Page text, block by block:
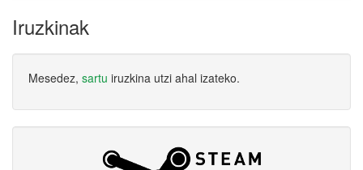
Iruzkinak
Mesedez, sartu iruzkina utzi ahal izateko.